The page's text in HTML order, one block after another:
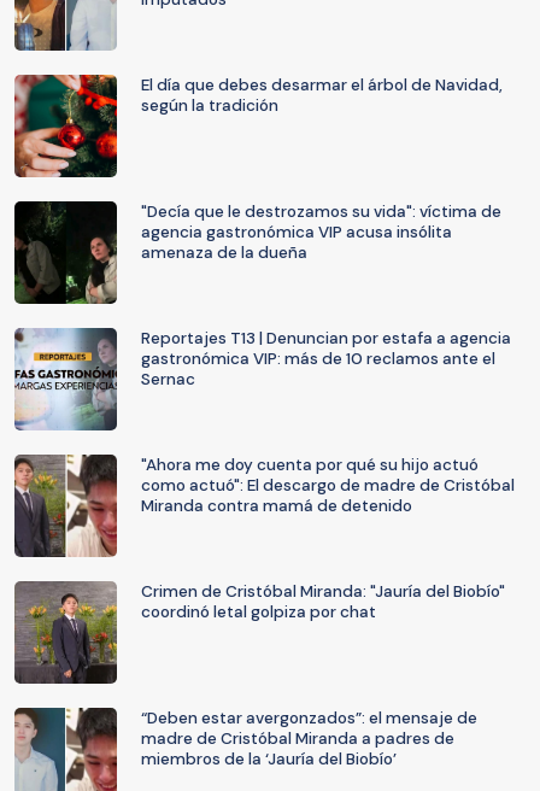
El día que debes desarmar el árbol de Navidad,
según la tradición
"Decía que le destrozamos su vida": víctima de
agencia gastronómica VIP acusa insólita
amenaza de la dueña
Reportajes T13 | Denuncian por estafa a agencia
gastronómica VIP: más de 10 reclamos ante el
Sernac
"Ahora me doy cuenta por qué su hijo actuó
como actuó": El descargo de madre de Cristóbal
Miranda contra mamá de detenido
Crimen de Cristóbal Miranda: "Jauría del Biobío"
coordinó letal golpiza por chat
“Deben estar avergonzados”: el mensaje de
madre de Cristóbal Miranda a padres de
miembros de la ‘Jauría del Biobío’